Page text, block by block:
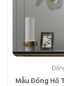
Mẫu Đồng Hồ